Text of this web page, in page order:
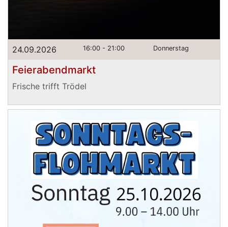
24.09.2026 16:00 - 21:00 Donnerstag
Feierabendmarkt
Frische trifft Trödel